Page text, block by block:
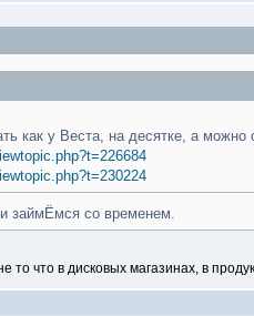
как у Веста, на десятке, а можно
займЁмся со временем.
то что в дисковых магазинах, в